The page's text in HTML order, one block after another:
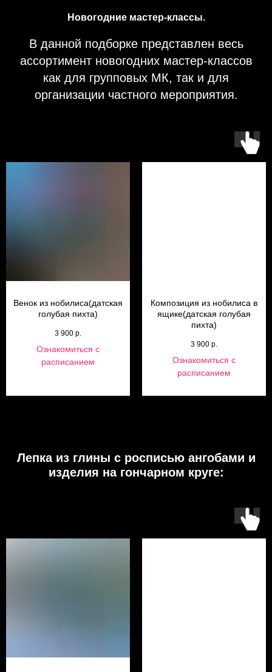
Новогодние мастер-классы.
В данной подборке представлен весь
ассортимент новогодних мастер-классов
как для групповых МК, так и для
организации частного мероприятия.
Венок из нобилиса(датская
голубая пихта)
3 900 р.
Ознакомиться с
расписанием
Композиция из нобилиса в
ящике(датская голубая
пихта)
3 900 р.
Ознакомиться с
расписанием
Лепка из глины с росписью ангобами и
изделия на гончарном круге: